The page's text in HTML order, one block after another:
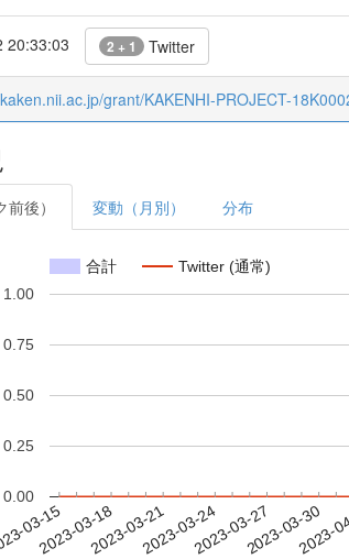
20:33:03 2 + 1 Twitter
grant/KAKENHI-PROJECT-
後） 変動（月別） 分布
合計 Twitter (通常)
03-15
2023-03-182023-03-212023-03-242023-03-272023-03-30
2023-
0.00
0.25
0.50
0.75
1.00